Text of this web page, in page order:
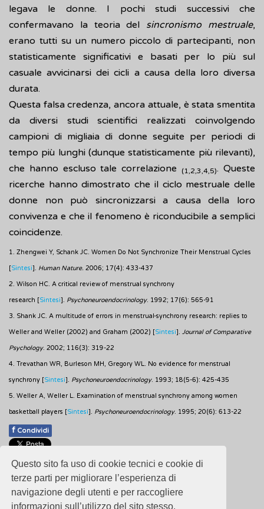
Questo sito fa uso di cookie tecnici e cookie di
terze parti per migliorare l’esperienza di
navigazione degli utenti e per raccogliere
informazioni sull’utilizzo del sito stesso.
legava le donne. I pochi studi successivi che
confermavano la teoria del sincronismo mestruale,
erano tutti su un numero piccolo di partecipanti, non
statisticamente significativi e basati per lo più sul
casuale avvicinarsi dei cicli a causa della loro diversa
durata.
Questa falsa credenza, ancora attuale, è stata smentita
da diversi studi scientifici realizzati coinvolgendo
campioni di migliaia di donne seguite per periodi di
tempo più lunghi (dunque statisticamente più rilevanti),
che hanno escluso tale correlazione(1,2,3,4,5). Queste
ricerche hanno dimostrato che il ciclo mestruale delle
donne non può sincronizzarsi a causa della loro
convivenza e che il fenomeno è riconducibile a semplici
coincidenze.
1. Zhengwei Y, Schank JC. Women Do Not Synchronize Their Menstrual Cycles
[Sintesi]. Human Nature. 2006; 17(4): 433-437
2. Wilson HC. A critical review of menstrual synchrony
research [Sintesi]. Psychoneuroendocrinology. 1992; 17(6): 565-91
3. Shank JC. A multitude of errors in menstrual-synchrony research: replies to
Weller and Weller (2002) and Graham (2002) [Sintesi]. Journal of Comparative
Psychology. 2002; 116(3): 319-22
4. Trevathan WR, Burleson MH, Gregory WL. No evidence for menstrual
synchrony [Sintesi]. Psychoneuroendocrinology. 1993; 18(5-6): 425-435
5. Weller A, Weller L. Examination of menstrual synchrony among women
basketball players [Sintesi]. Psychoneuroendocrinology. 1995; 20(6): 613-22
f Condividi
Pubblicato: 15 Giugno 2018
- Ultimo aggiornamento: 17 Febbraio 2025